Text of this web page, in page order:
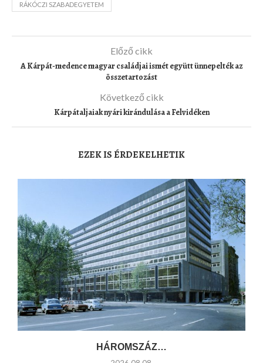
RÁKÓCZI SZABADEGYETEM
Előző cikk
A Kárpát-medence magyar családjai ismét együtt ünnepelték az
összetartozást
Következő cikk
Kárpátaljaiak nyári kirándulása a Felvidéken
EZEK IS ÉRDEKELHETIK
HÁROMSZÁZ…